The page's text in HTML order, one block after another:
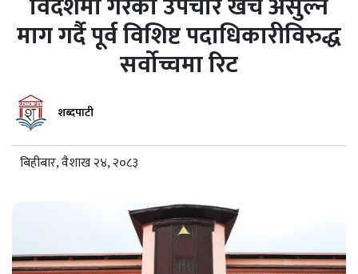
माग गर्दै पूर्व विशिष्ट पदाधिकारीविरुद्ध
सर्वोच्चमा रिट
शब्दपाटी
बिहीबार, वैशाख २४, २०८३